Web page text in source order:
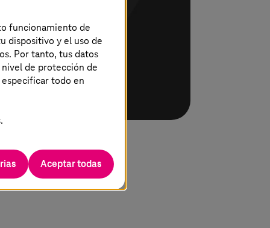
funcionamiento de
dispositivo y el uso de
Por tanto, tus datos
de protección de
especificar todo en
Aceptar todas